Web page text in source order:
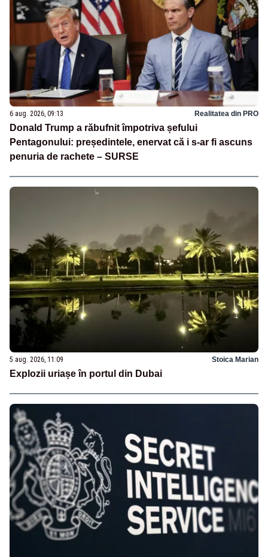
6 aug. 2026, 09:13 Realitatea din PRO
Donald Trump a răbufnit împotriva șefului
Pentagonului: președintele, enervat că i s-ar fi ascuns
penuria de rachete – SURSE
5 aug. 2026, 11:09 Stoica Marian
Explozii uriașe în portul din Dubai